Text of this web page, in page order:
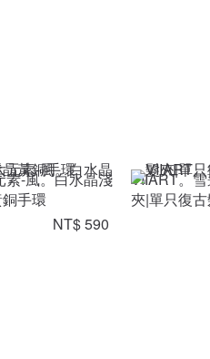
素-風。白水晶淺
手環
NT$ 590
VIIART。
夾|單只復